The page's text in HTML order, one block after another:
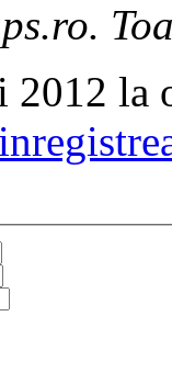
2012 la